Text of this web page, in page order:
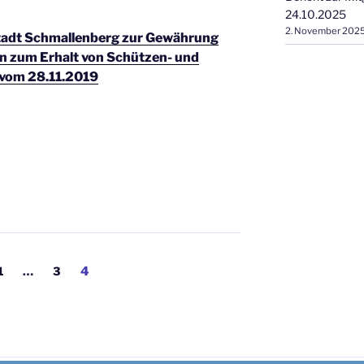
Schmallenberg zur Gewährung
zum Erhalt von Schützen- und
28.11.2019
… Seite
3 Seite
4
24.10.2025
2. November